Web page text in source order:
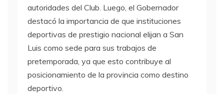
autoridades del Club. Luego, el Gobernador
destacó la importancia de que instituciones
deportivas de prestigio nacional elijan a San
Luis como sede para sus trabajos de
pretemporada, ya que esto contribuye al
posicionamiento de la provincia como destino
deportivo.